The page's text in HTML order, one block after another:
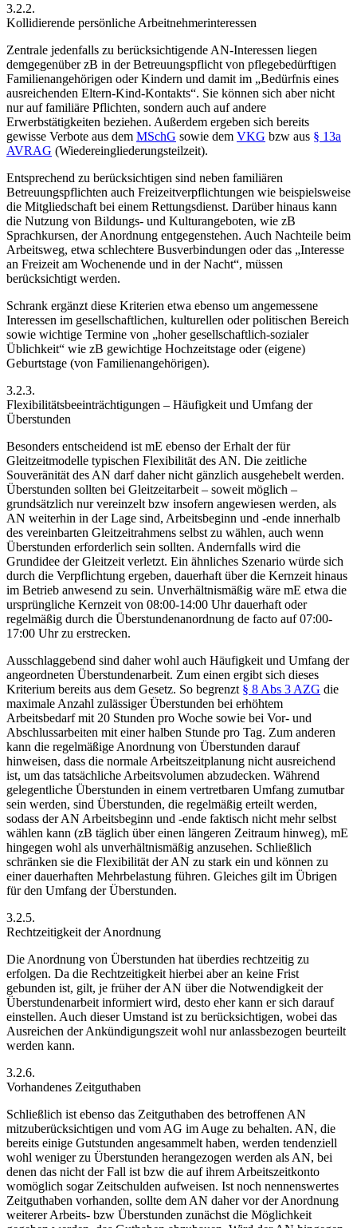
3.2.2.
Kollidierende persönliche Arbeitnehmerinteressen
Zentrale jedenfalls zu berücksichtigende AN-Interessen liegen
demgegenüber zB in der Betreuungspflicht von pflegebedürftigen
Familienangehörigen oder Kindern und damit im „Bedürfnis eines
ausreichenden Eltern-Kind-Kontakts“. Sie können sich aber nicht
nur auffamiliäre Pflichten, sondern auch auf andere
Erwerbstätigkeiten beziehen. Außerdem ergeben sich bereits
gewisse Verbote aus dem MSchG sowie dem VKG bzw aus § 13a
AVRAG (Wiedereingliederungsteilzeit).
Entsprechend zu berücksichtigen sind neben familiären
Betreuungspflichten auch Freizeitverpflichtungen wie beispielsweise
die Mitgliedschaft bei einem Rettungsdienst. Darüber hinaus kann
die Nutzung von Bildungs- und Kulturangeboten, wie zB
Sprachkursen, der Anordnung entgegenstehen. Auch Nachteile beim
Arbeitsweg, etwa schlechtere Busverbindungen oder das „Interesse
an Freizeit am Wochenende und in der Nacht“, müssen
berücksichtigt werden.
Schrank ergänzt diese Kriterien etwa ebenso um angemessene
Interessen im gesellschaftlichen, kulturellen oder politischen Bereich
sowie wichtige Termine von „hoher gesellschaftlich-sozialer
Üblichkeit“ wie zB gewichtige Hochzeitstage oder (eigene)
Geburtstage (von Familienangehörigen).
3.2.3.
Flexibilitätsbeeinträchtigungen – Häufigkeit und Umfang der
Überstunden
Besonders entscheidend ist mE ebenso der Erhalt der für
Gleitzeitmodelle typischen Flexibilität des AN. Die zeitliche
Souveränität des AN darf daher nicht gänzlich ausgehebelt werden.
Überstunden sollten bei Gleitzeitarbeit – soweit möglich –
grundsätzlich nur vereinzelt bzw insofern angewiesen werden, als
AN weiterhin in der Lage sind, Arbeitsbeginn und -ende innerhalb
des vereinbarten Gleitzeitrahmens selbst zu wählen, auch wenn
Überstunden erforderlich sein sollten. Andernfalls wird die
Grundidee der Gleitzeit verletzt. Ein ähnliches Szenario würde sich
durch die Verpflichtung ergeben, dauerhaft über die Kernzeit hinaus
im Betrieb anwesend zu sein. Unverhältnismäßig wäre mE etwa die
ursprüngliche Kernzeit von 08:00-14:00 Uhr dauerhaft oder
regelmäßig durch die Überstundenanordnung de facto auf 07:00-
17:00 Uhrzu erstrecken.
Ausschlaggebend sind daher wohl auch Häufigkeit und Umfang der
angeordneten Überstundenarbeit. Zum einen ergibt sich dieses
Kriterium bereits aus dem Gesetz. So begrenzt § 8 Abs 3 AZG die
maximale Anzahl zulässiger Überstunden bei erhöhtem
Arbeitsbedarf mit 20 Stunden pro Woche sowie bei Vor- und
Abschlussarbeiten mit einer halben Stunde pro Tag. Zum anderen
kann die regelmäßige Anordnung von Überstunden darauf
hinweisen, dass die normale Arbeitszeitplanung nicht ausreichend
ist, um das tatsächliche Arbeitsvolumen abzudecken. Während
gelegentliche Überstunden in einem vertretbaren Umfang zumutbar
sein werden, sind Überstunden, die regelmäßig erteilt werden,
sodass der AN Arbeitsbeginn und -ende faktisch nicht mehr selbst
wählen kann (zB täglich über einen längeren Zeitraum hinweg), mE
hingegen wohl als unverhältnismäßig anzusehen. Schließlich
schränken sie die Flexibilität der AN zu stark ein und können zu
einer dauerhaften Mehrbelastung führen. Gleiches gilt im Übrigen
für den Umfang der Überstunden.
3.2.5.
Rechtzeitigkeit der Anordnung
Die Anordnung von Überstunden hat überdies rechtzeitig zu
erfolgen. Da die Rechtzeitigkeit hierbei aber an keine Frist
gebunden ist, gilt, je früher der AN über die Notwendigkeit der
Überstundenarbeit informiert wird, desto eher kann er sich darauf
einstellen. Auch dieser Umstand ist zu berücksichtigen, wobei das
Ausreichen der Ankündigungszeit wohl nur anlassbezogen beurteilt
werden kann.
3.2.6.
Vorhandenes Zeitguthaben
Schließlich ist ebenso das Zeitguthaben des betroffenen AN
mitzuberücksichtigen und vom AG im Auge zu behalten. AN, die
bereits einige Gutstunden angesammelt haben, werden tendenziell
wohl weniger zu Überstunden herangezogen werden als AN, bei
denen das nicht der Fall ist bzw die auf ihrem Arbeitszeitkonto
womöglich sogar Zeitschulden aufweisen. Ist noch nennenswertes
Zeitguthaben vorhanden, sollte dem AN daher vor der Anordnung
weiterer Arbeits- bzw Überstunden zunächst die Möglichkeit